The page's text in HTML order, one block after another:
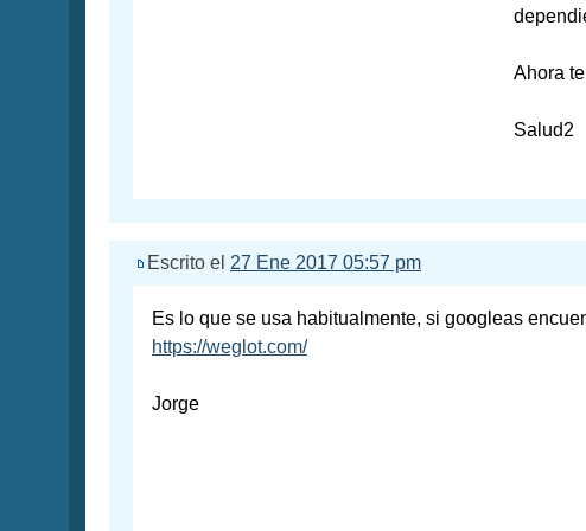
Ahora
Salud2
Escrito el 27 Ene 2017 05:57 pm
Es lo que se usa habitualmente, si googleas
https://weglot.com/
Jorge